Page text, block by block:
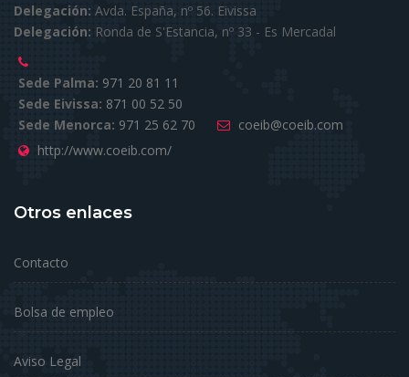
Delegación: Avda. España, nº 56. Eivissa
Delegación: Ronda de S'Estancia, nº 33 - Es Mercadal
Sede Palma: 971 20 81 11
Sede Eivissa: 871 00 52 50
Sede Menorca: 971 25 62 70
coeib@coeib.com
http://www.coeib.com/
Otros enlaces
Contacto
Bolsa de empleo
Aviso Legal